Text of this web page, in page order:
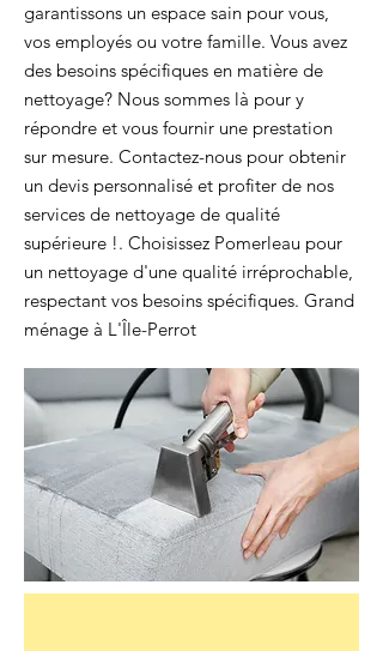
garantissons un espace sain pour vous,
vos employés ou votre famille. Vous avez
des besoins spécifiques en matière de
nettoyage? Nous sommes là pour y
répondre et vous fournir une prestation
sur mesure. Contactez-nous pour obtenir
un devis personnalisé et profiter de nos
services de nettoyage de qualité
supérieure !. Choisissez Pomerleau pour
un nettoyage d'une qualité irréprochable,
respectant vos besoins spécifiques. Grand
ménage à L'Île-Perrot